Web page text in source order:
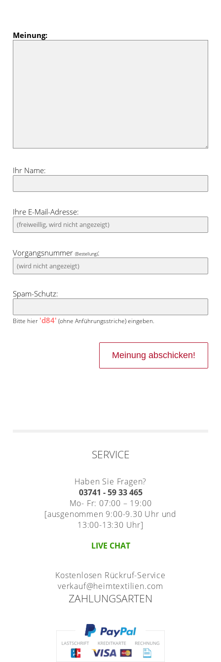
Meinung:
Ihr Name:
Ihre E-Mail-Adresse:
Vorgangsnummer(Bestellung):
Spam-Schutz:
Bitte hier 'd84' (ohne Anführungsstriche) eingeben.
SERVICE
Haben Sie Fragen?
03741 - 59 33 465
Mo- Fr: 07:00 – 19:00
[ausgenommen 9:00-9.30 Uhr und
13:00-13:30 Uhr]
LIVE CHAT
Kostenlosen Rückruf-Service
verkauf@heimtextilien.com
ZAHLUNGSARTEN